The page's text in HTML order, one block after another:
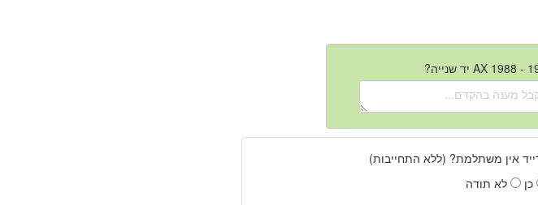
אין משתלמת? (ללא התחייבות)
כן
לא תודה